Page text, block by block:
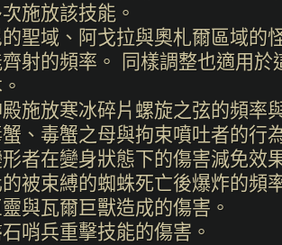
施放該技能。
聖域、阿戈拉與奧札爾區域的
射的頻率。 同樣調整也適用
施放寒冰碎片螺旋之弦的頻率
、毒蟹之母與拘束噴吐者的行
者在變身狀態下的傷害減免效
被束縛的蜘蛛死亡後爆炸的頻
與瓦爾巨獸造成的傷害。
哨兵重擊技能的傷害。